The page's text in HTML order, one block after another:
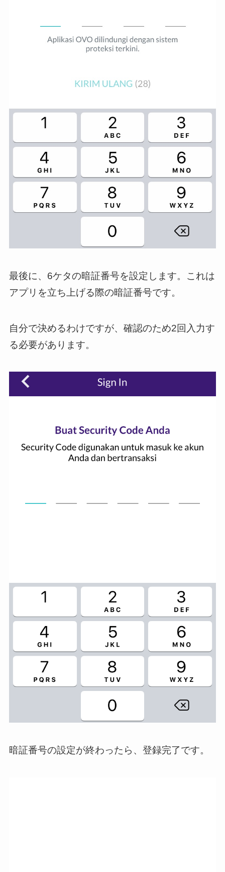
最後に、6ケタの暗証番号を設定します。これは
アプリを立ち上げる際の暗証番号です。
自分で決めるわけですが、確認のため2回入力す
る必要があります。
暗証番号の設定が終わったら、登録完了です。